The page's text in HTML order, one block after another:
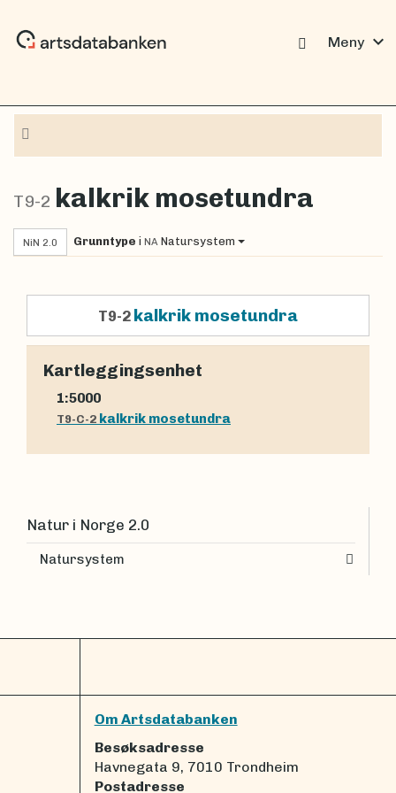
Meny expand_more
T9-2 kalkrik mosetundra
NiN 2.0 Grunntype i NA Natursystem
T9-2 kalkrik mosetundra
Kartleggingsenhet
1:5000
T9-C-2 kalkrik mosetundra
Natur i Norge 2.0
Natursystem
Om Artsdatabanken
Besøksadresse
Havnegata 9, 7010 Trondheim
Postadresse